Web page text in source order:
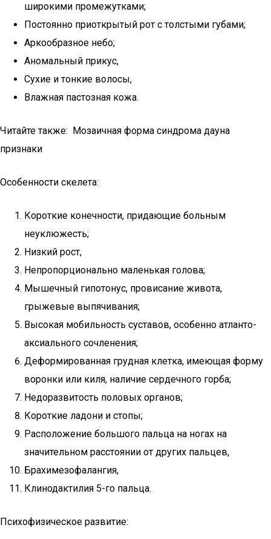
широкими промежутками;
Постоянно приоткрытый рот с толстыми губами;
Аркообразное небо;
Аномальный прикус,
Сухие и тонкие волосы,
Влажная пастозная кожа.
Читайте также: Мозаичная форма синдрома дауна
признаки
Особенности скелета:
Короткие конечности, придающие больным
неуклюжесть;
Низкий рост,
Непропорционально маленькая голова;
Мышечный гипотонус, провисание живота,
грыжевые выпячивания;
Высокая мобильность суставов, особенно атланто-
аксиального сочленения;
Деформированная грудная клетка, имеющая форму
воронки или киля, наличие сердечного горба;
Недоразвитость половых органов;
Короткие ладони и стопы;
Расположение большого пальца на ногах на
значительном расстоянии от других пальцев,
Брахимезофалангия,
Клинодактилия 5-го пальца.
Психофизическое развитие: